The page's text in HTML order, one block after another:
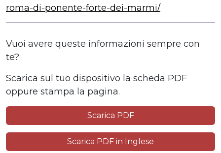
roma-di-ponente-forte-dei-marmi/
Vuoi avere queste informazioni sempre con
te?
Scarica sul tuo dispositivo la scheda PDF
oppure stampa la pagina.
Scarica PDF
Scarica PDF in Inglese